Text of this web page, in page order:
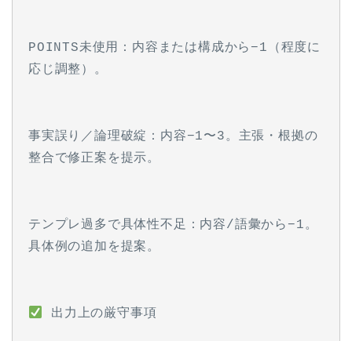
POINTS未使用：内容または構成から−1（程度に
応じ調整）。
事実誤り／論理破綻：内容−1〜3。主張・根拠の
整合で修正案を提示。
テンプレ過多で具体性不足：内容/語彙から−1。
具体例の追加を提案。
出力上の厳守事項